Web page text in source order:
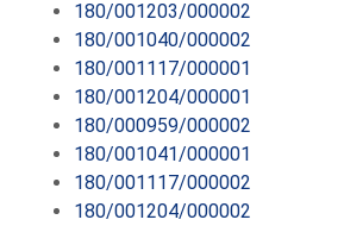
180/001203/000002
180/001040/000002
180/001117/000001
180/001204/000001
180/000959/000002
180/001041/000001
180/001117/000002
180/001204/000002